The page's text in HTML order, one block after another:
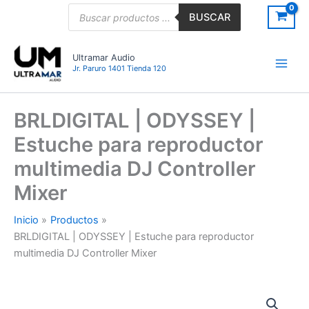
BUSCAR
Ultramar Audio
Jr. Paruro 1401 Tienda 120
BRLDIGITAL | ODYSSEY |
Estuche para reproductor
multimedia DJ Controller
Mixer
Inicio
Productos
BRLDIGITAL | ODYSSEY | Estuche para reproductor
multimedia DJ Controller Mixer